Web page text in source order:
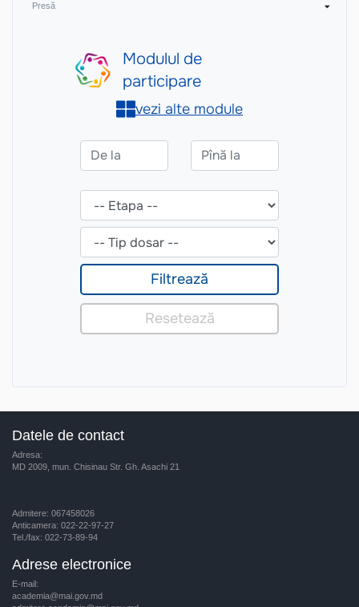
Presă
Datele de contact
Adresa:
MD 2009, mun. Chisinau Str. Gh. Asachi 21
Admitere: 067458026
Anticamera: 022-22-97-27
Tel./fax: 022-73-89-94
Adrese electronice
E-mail:
academia@mai.gov.md